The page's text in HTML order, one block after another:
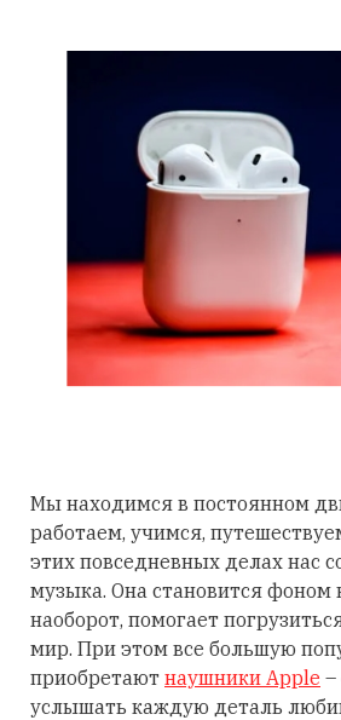
Мы находимся в постоянном
работаем, учимся,
этих повседневных делах нас
музыка. Она становится фоном
наоборот, помогает
мир. При этом все большую
приобретают наушники Apple –
услышать каждую деталь